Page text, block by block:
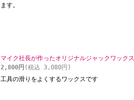
ます。
マイク社長が作ったオリジナルジャックワッ
2,800円 (税込 3,080円)
工具の滑りをよくするワックスです